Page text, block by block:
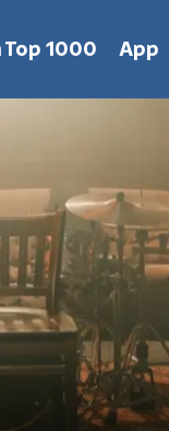
Top 1000 App